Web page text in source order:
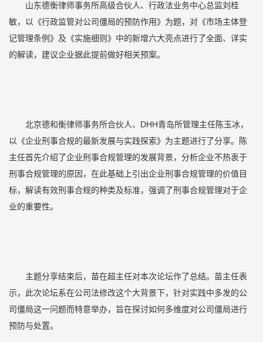
山东德衡律师事务所高级合伙人、行政法业务中心总监刘桂
敏，以《行政监管对公司僵局的预防作用》为题，对《市场主体登
记管理条例》及《实施细则》中的新增六大亮点进行了全面、详实
的解读，建议企业据此提前做好相关预案。
北京德和衡律师事务所合伙人、DHH青岛所管理主任陈玉冰，
以《企业刑事合规的最新发展与实践探索》为主题进行了分享。陈
主任首先介绍了企业刑事合规管理的发展背景，分析企业不热衷于
刑事合规管理的原因，在此基础上引出企业刑事合规管理的价值目
标，解读有效刑事合规的种类及标准，强调了刑事合规管理对于企
业的重要性。
主题分享结束后，苗在超主任对本次论坛作了总结。苗主任表
示，此次论坛系在公司法修改这个大背景下，针对实践中多发的公
司僵局这一问题而特意举办，旨在探讨如何多维度对公司僵局进行
预防与处置。